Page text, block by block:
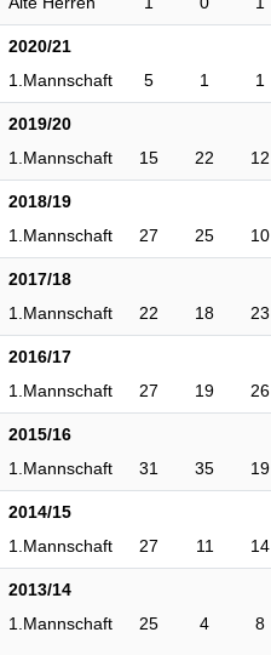
2020/21
1.Mannschaft
5 1 1
2019/20
1.Mannschaft
15 22 12
2018/19
1.Mannschaft
27 25 10
2017/18
1.Mannschaft
22 18 23
2016/17
1.Mannschaft
27 19 26
2015/16
1.Mannschaft
31 35 19
2014/15
1.Mannschaft
27 11 14
2013/14
1.Mannschaft
25 4 8